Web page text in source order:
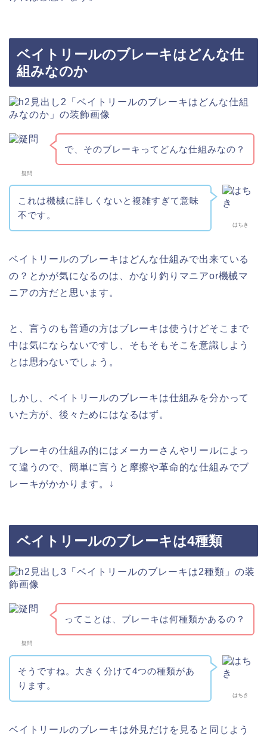
ベイトリールのブレーキはどんな仕
組みなのか
疑問
で、そのブレーキってどんな仕組みなの？
はちき
これは機械に詳しくないと複雑すぎて意味
不です。
ベイトリールのブレーキはどんな仕組みで出来ている
の？とかが気になるのは、かなり釣りマニアor機械マ
ニアの方だと思います。
と、言うのも普通の方はブレーキは使うけどそこまで
中は気にならないですし、そもそもそこを意識しよう
とは思わないでしょう。
しかし、ベイトリールのブレーキは仕組みを分かって
いた方が、後々ためにはなるはず。
ブレーキの仕組み的にはメーカーさんやリールによっ
て違うので、簡単に言うと摩擦や革命的な仕組みでブ
レーキがかかります。↓
ベイトリールのブレーキは4種類
疑問
ってことは、ブレーキは何種類かあるの？
はちき
そうですね。大きく分けて4つの種類があ
ります。
ベイトリールのブレーキは外見だけを見ると同じよう